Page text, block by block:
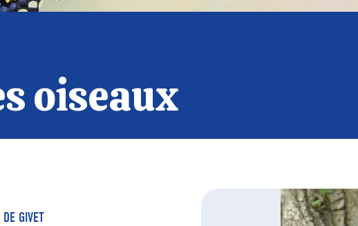
oiseaux
GIVET